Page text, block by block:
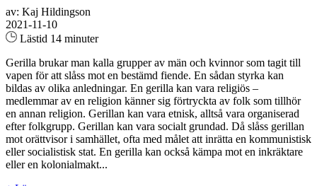
av: Kaj Hildingson
2021-11-10
Lästid 14 minuter
Gerilla brukar man kalla grupper av män och kvinnor som tagit till
vapen för att slåss mot en bestämd fiende. En sådan styrka kan
bildas av olika anledningar. En gerilla kan vara religiös –
medlemmar av en religion känner sig förtryckta av folk som tillhör
en annan religion. Gerillan kan vara etnisk, alltså vara organiserad
efter folkgrupp. Gerillan kan vara socialt grundad. Då slåss gerillan
mot orättvisor i samhället, ofta med målet att inrätta en kommunistisk
eller socialistisk stat. En gerilla kan också kämpa mot en inkräktare
eller en kolonialmakt...